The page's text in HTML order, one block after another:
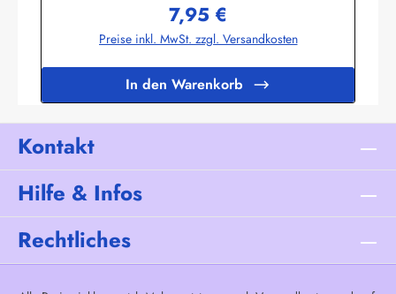
zur Befestigung am Flaggenmast eingearbeitet. Die Flagge
hält deshalb auch mittlere Windgeschwindigkeiten aus. Ab
ca. 80 km/h sollte die Fahne jedoch eingeholt werden.Die
Temperatur gebügelt werden. Wir führen eine große
Auswahl an Länder- und Sonderflaggen, XXL-Flaggen,
Bootsflaggen und
TischflaggenHerstellerinformationen:Fahnen-Shop - Axel
BachKirchbergstr. 238444 Wolfsburgshop@fahnen.info
Regulärer Preis:
7,95 €
Preise inkl. MwSt. zzgl. Versandkosten
In den Warenkorb
Kontakt
Hilfe & Infos
Rechtliches